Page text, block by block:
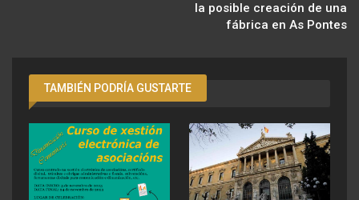
la posible creación de una
fábrica en As Pontes
TAMBIÉN PODRÍA GUSTARTE